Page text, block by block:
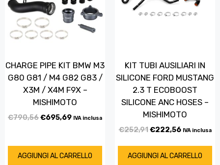
CHARGE PIPE KIT BMW M3
G80 G81 / M4 G82 G83 /
X3M / X4M F9X –
MISHIMOTO
€790,56€695,69 IVA inclusa
AGGIUNGI AL CARRELLO
KIT TUBI AUSILIARI IN
SILICONE FORD MUSTANG
2.3 T ECOBOOST
SILICONE ANC HOSES –
MISHIMOTO
€252,91€222,56 IVA inclusa
AGGIUNGI AL CARRELLO